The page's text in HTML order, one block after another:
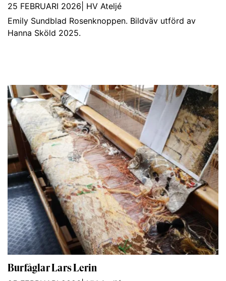
25 FEBRUARI 2026 HV Ateljé
Emily Sundblad Rosenknoppen. Bildväv utförd av
Hanna Sköld 2025.
Burfåglar Lars Lerin